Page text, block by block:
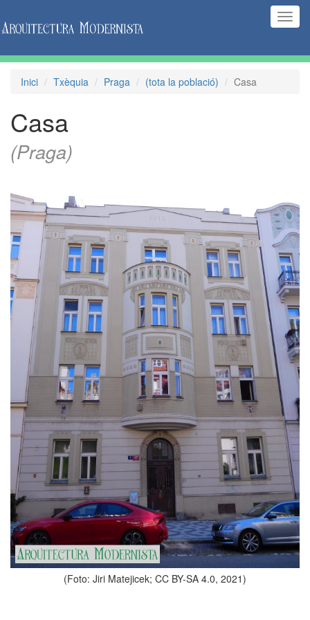
Inici Txèquia Praga (tota la població) Casa
Casa
(Praga)
(Foto: Jiri Matejicek; CC BY-SA 4.0, 2021)